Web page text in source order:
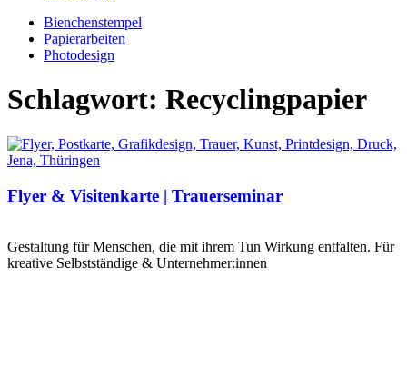
Bienchenstempel
Papierarbeiten
Photodesign
Schlagwort: Recyclingpapier
Flyer & Visitenkarte | Trauerseminar
Gestaltung für Menschen, die mit ihrem Tun Wirkung entfalten. Für
kreative Selbstständige & Unternehmer:innen